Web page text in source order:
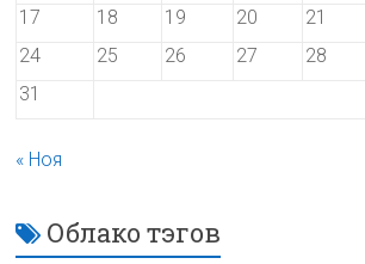
17
18 19 20 21
24
25 26 27 28
31
« Ноя
Облако тэгов